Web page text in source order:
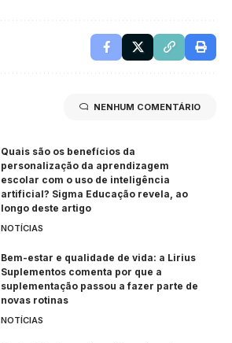
NENHUM COMENTÁRIO
Quais são os benefícios da
personalização da aprendizagem
escolar com o uso de inteligência
artificial? Sigma Educação revela, ao
longo deste artigo
NOTÍCIAS
Bem-estar e qualidade de vida: a Lirius
Suplementos comenta por que a
suplementação passou a fazer parte de
novas rotinas
NOTÍCIAS